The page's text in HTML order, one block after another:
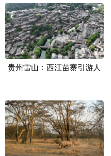
贵州雷山：西江苗寨引游人